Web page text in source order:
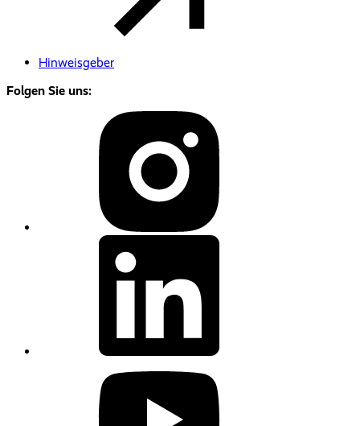
Hinweisgeber
Folgen Sie uns: